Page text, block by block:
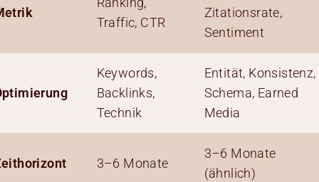
Traffic, CTR
Zitationsrate,
Sentiment
Keywords,
Backlinks,
Technik
Entität, Konsistenz,
Schema, Earned
Media
3–6 Monate
3–6 Monate
(ähnlich)